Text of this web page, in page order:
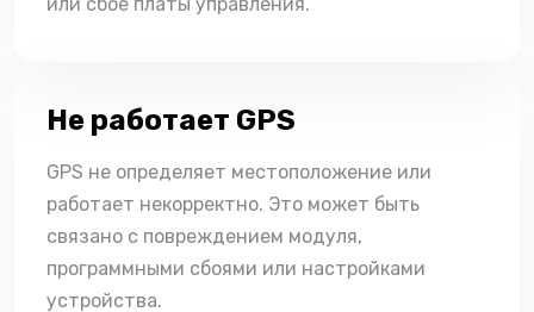
Не работает GPS
GPS не определяет местоположение или
работает некорректно. Это может быть
связано с повреждением модуля,
программными сбоями или настройками
устройства.